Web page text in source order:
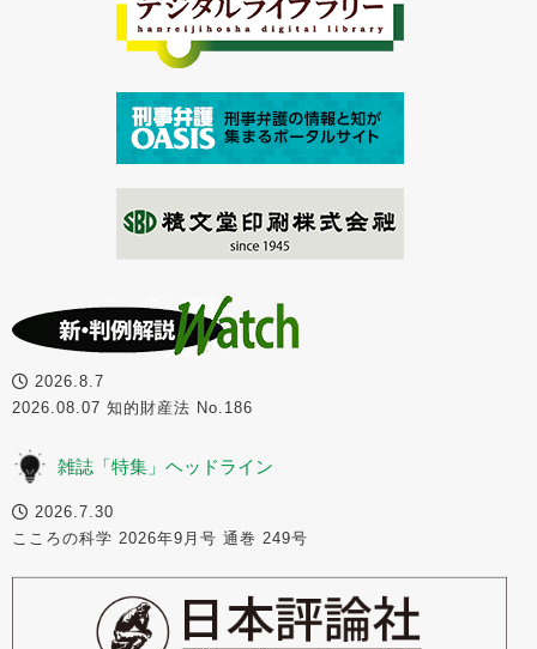
2026.8.7
2026.08.07 知的財産法 No.186
雑誌「特集」ヘッドライン
2026.7.30
こころの科学 2026年9月号 通巻 249号